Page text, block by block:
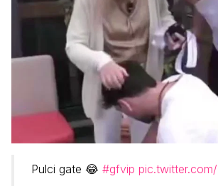
Pulci gate 😂 #gfvip